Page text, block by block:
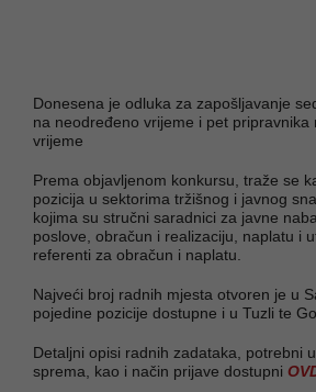
Donesena je odluka za zapošljavanje
na neodređeno vrijeme i pet pripravnika
vrijeme
Prema objavljenom konkursu, traže se
pozicija u sektorima tržišnog i javnog
kojima su stručni saradnici za javne
poslove, obračun i realizaciju, naplatu i
referenti za obračun i naplatu.
Najveći broj radnih mjesta otvoren je u
pojedine pozicije dostupne i u Tuzli te
Detaljni opisi radnih zadataka, potrebni
sprema, kao i način prijave dostupni